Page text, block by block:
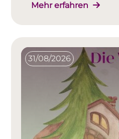
Mehr erfahren
31/08/2026